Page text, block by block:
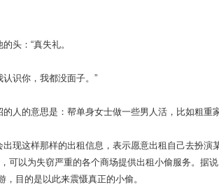
：“真失礼。
识你，我都没面子。”
的意思是：帮单身女士做一些男人活，比如粗重家
这样那样的出租信息，表示愿意出租自己去扮演
，可以为失窃严重的各个商场提供出租小偷服务。
，目的是以此来震慑真正的小偷。